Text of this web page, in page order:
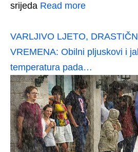
srijeda Read more
VARLJIVO LJETO,
VREMENA: Obilni pljuskovi i
temperatura pada…